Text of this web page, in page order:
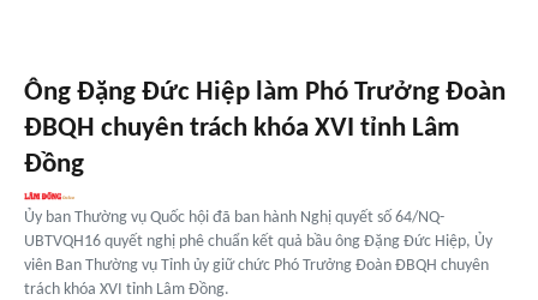
Ông Đặng Đức Hiệp làm Phó Trưởng Đoàn
ĐBQH chuyên trách khóa XVI tỉnh Lâm
Đồng
Ủy ban Thường vụ Quốc hội đã ban hành Nghị quyết số 64/NQ-
UBTVQH16 quyết nghị phê chuẩn kết quả bầu ông Đặng Đức Hiệp, Ủy
viên Ban Thường vụ Tỉnh ủy giữ chức Phó Trưởng Đoàn ĐBQH chuyên
trách khóa XVI tỉnh Lâm Đồng.